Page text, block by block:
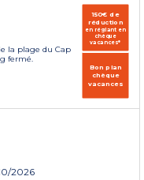
la plage du Cap
fermé.
150€ de
réduction
en réglant en
chèque
vacances*
Bon plan
chèque
vacances
2026